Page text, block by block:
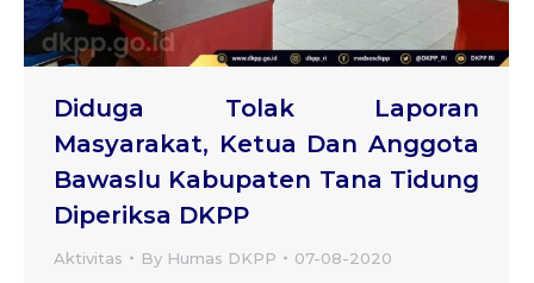
Diduga Tolak Laporan
Masyarakat, Ketua Dan Anggota
Bawaslu Kabupaten Tana Tidung
Diperiksa DKPP
Aktivitas By Humas DKPP 07-08-2020